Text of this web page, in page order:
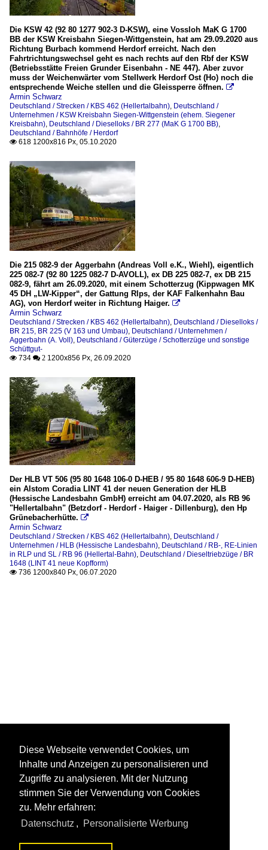
Die KSW 42 (92 80 1277 902-3 D-KSW), eine Vossloh MaK G 1700
BB der KSW Kreisbahn Siegen-Wittgenstein, hat am 29.09.2020 aus
Richtung Burbach kommend Herdorf erreicht. Nach den
Fahrtrichtungswechsel geht es nach rechts auf den Rbf der KSW
(Betriebsstätte Freien Grunder Eisenbahn - NE 447). Aber zuvor
muss der Weichenwärter vom Stellwerk Herdorf Ost (Ho) noch die
entsprechende Weiche stellen und die Gleissperre öffnen. 
Armin Schwarz
Deutschland / Strecken / KBS 462 (Hellertalbahn) Deutschland /
Unternehmen / KSW Kreisbahn Siegen-Wittgenstein (ehem. Siegener
Kreisbahn) Deutschland / Dieselloks / BR 277 (MaK G 1700 BB)
Deutschland / Bahnhöfe / Herdorf
 618 1200x816 Px, 05.10.2020
Die 215 082-9 der Aggerbahn (Andreas Voll e.K., Wiehl), eigentlich
225 082-7 (92 80 1225 082-7 D-AVOLL), ex DB 225 082-7, ex DB 215
082-9, fährt am 26.09.2020, mit einem Schotterzug (Kippwagen MK
45 DH „LW-Kipper“, der Gattung Rlps, der KAF Falkenhahn Bau
AG), von Herdorf weiter in Richtung Haiger. 
Armin Schwarz
Deutschland / Strecken / KBS 462 (Hellertalbahn) Deutschland / Dieselloks /
BR 215, BR 225 (V 163 und Umbau) Deutschland / Unternehmen /
Aggerbahn (A. Voll) Deutschland / Güterzüge / Schotterzüge und sonstige
Schüttgut-
 734  2 1200x856 Px, 26.09.2020
Der HLB VT 506 (95 80 1648 106-0 D-HEB / 95 80 1648 606-9 D-HEB)
ein Alstom Coradia LINT 41 der neuen Generation der HLB
(Hessische Landesbahn GmbH) erreicht am 04.07.2020, als RB 96
"Hellertalbahn" (Betzdorf - Herdorf - Haiger - Dillenburg), den Hp
Grünebacherhütte. 
Armin Schwarz
Deutschland / Strecken / KBS 462 (Hellertalbahn) Deutschland /
Unternehmen / HLB (Hessische Landesbahn) Deutschland / RB-, RE-Linien
in RLP und SL / RB 96 (Hellertal-Bahn) Deutschland / Dieseltriebzüge / BR
1648 (LINT 41 neue Kopfform)
 736 1200x840 Px, 06.07.2020
Diese Webseite verwendet Cookies, um
Inhalte und Anzeigen zu personalisieren und
Zugriffe zu analysieren. Mit der Nutzung
stimmen Sie der Verwendung von Cookies
zu. Mehr erfahren:
Datenschutz , Personalisierte Werbung